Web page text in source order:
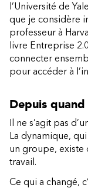
l’Université de
que je considère
professeur à
livre Entreprise
connecter
pour accéder à
Depuis
Il ne s’agit pas
La dynamique,
un groupe, existe
travail.
Ce qui a changé,